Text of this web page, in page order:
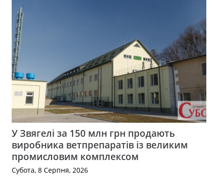
У Звягелі за 150 млн грн продають
виробника ветпрепаратів із великим
промисловим комплексом
Субота, 8 Серпня, 2026